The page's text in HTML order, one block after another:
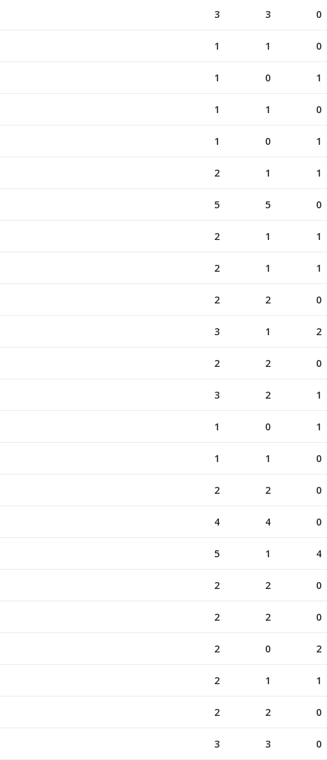
3 3 0
1 1 0
1 0 1
1 1 0
1 0 1
2 1 1
5 5 0
2 1 1
2 1 1
2 2 0
3 1 2
2 2 0
3 2 1
1 0 1
1 1 0
2 2 0
4 4 0
5 1 4
2 2 0
2 2 0
2 0 2
2 1 1
2 2 0
3 3 0